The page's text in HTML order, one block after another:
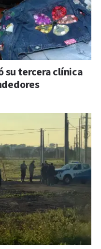
su tercera clínica